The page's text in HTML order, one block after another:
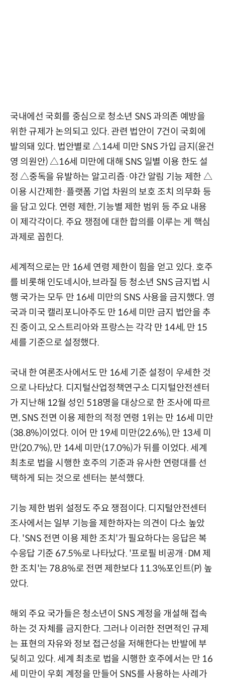
국내에선 국회를 중심으로 청소년 SNS 과의존 예방을
위한 규제가 논의되고 있다. 관련 법안이 7건이 국회에
발의돼 있다. 법안별로 △14세 미만 SNS 가입 금지(윤건
영 의원안) △16세 미만에 대해 SNS 일별 이용 한도 설
정 △중독을 유발하는 알고리즘·야간 알림 기능 제한 △
이용 시간제한·플랫폼 기업 차원의 보호 조치 의무화 등
을 담고 있다. 연령 제한, 기능별 제한 범위 등 주요 내용
이 제각각이다. 주요 쟁점에 대한 합의를 이루는 게 핵심
과제로 꼽힌다.
세계적으로는 만 16세 연령 제한이 힘을 얻고 있다. 호주
를 비롯해 인도네시아, 브라질 등 청소년 SNS 금지법 시
행 국가는 모두 만 16세 미만의 SNS 사용을 금지했다. 영
국과 미국 캘리포니아주도 만 16세 미만 금지 법안을 추
진 중이고, 오스트리아와 프랑스는 각각 만 14세, 만 15
세를 기준으로 설정했다.
국내 한 여론조사에서도 만 16세 기준 설정이 우세한 것
으로 나타났다. 디지털산업정책연구소 디지털안전센터
가 지난해 12월 성인 518명을 대상으로 한 조사에 따르
면, SNS 전면 이용 제한의 적정 연령 1위는 만 16세 미만
(38.8%)이었다. 이어 만 19세 미만(22.6%), 만 13세 미
만(20.7%), 만 14세 미만(17.0%)가 뒤를 이었다. 세계
최초로 법을 시행한 호주의 기준과 유사한 연령대를 선
택하게 되는 것으로 센터는 분석했다.
기능 제한 범위 설정도 주요 쟁점이다. 디지털안전센터
조사에서는 일부 기능을 제한하자는 의견이 다소 높았
다. 'SNS 전면 이용 제한 조치'가 필요하다는 응답은 복
수응답 기준 67.5%로 나타났다. '프로필 비공개·DM 제
한 조치'는 78.8%로 전면 제한보다 11.3%포인트(P) 높
았다.
해외 주요 국가들은 청소년이 SNS 계정을 개설해 접속
하는 것 자체를 금지한다. 그러나 이러한 전면적인 규제
는 표현의 자유와 정보 접근성을 저해한다는 반발에 부
딪히고 있다. 세계 최초로 법을 시행한 호주에서는 만 16
세 미만이 우회 계정을 만들어 SNS를 사용하는 사례가